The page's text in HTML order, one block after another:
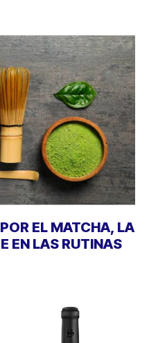
EL MATCHA, LA
EN LAS RUTINAS